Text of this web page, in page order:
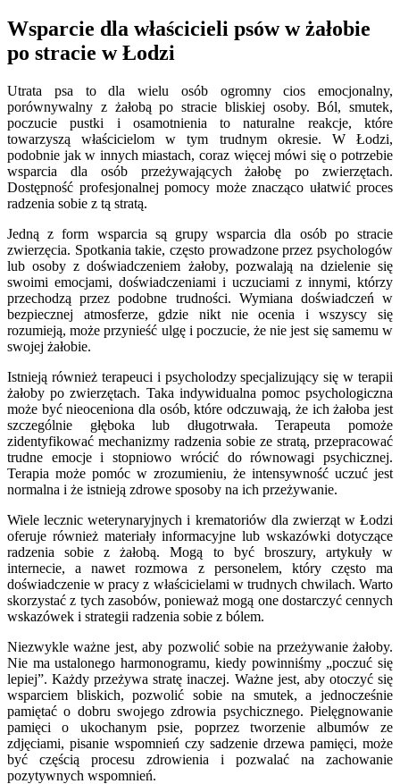
Wsparcie dla właścicieli psów w żałobie
po stracie w Łodzi
Utrata psa to dla wielu osób ogromny cios emocjonalny,
porównywalny z żałobą po stracie bliskiej osoby. Ból, smutek,
poczucie pustki i osamotnienia to naturalne reakcje, które
towarzyszą właścicielom w tym trudnym okresie. W Łodzi,
podobnie jak w innych miastach, coraz więcej mówi się o potrzebie
wsparcia dla osób przeżywających żałobę po zwierzętach.
Dostępność profesjonalnej pomocy może znacząco ułatwić proces
radzenia sobie z tą stratą.
Jedną z form wsparcia są grupy wsparcia dla osób po stracie
zwierzęcia. Spotkania takie, często prowadzone przez psychologów
lub osoby z doświadczeniem żałoby, pozwalają na dzielenie się
swoimi emocjami, doświadczeniami i uczuciami z innymi, którzy
przechodzą przez podobne trudności. Wymiana doświadczeń w
bezpiecznej atmosferze, gdzie nikt nie ocenia i wszyscy się
rozumieją, może przynieść ulgę i poczucie, że nie jest się samemu w
swojej żałobie.
Istnieją również terapeuci i psycholodzy specjalizujący się w terapii
żałoby po zwierzętach. Taka indywidualna pomoc psychologiczna
może być nieoceniona dla osób, które odczuwają, że ich żałoba jest
szczególnie głęboka lub długotrwała. Terapeuta pomoże
zidentyfikować mechanizmy radzenia sobie ze stratą, przepracować
trudne emocje i stopniowo wrócić do równowagi psychicznej.
Terapia może pomóc w zrozumieniu, że intensywność uczuć jest
normalna i że istnieją zdrowe sposoby na ich przeżywanie.
Wiele lecznic weterynaryjnych i krematoriów dla zwierząt w Łodzi
oferuje również materiały informacyjne lub wskazówki dotyczące
radzenia sobie z żałobą. Mogą to być broszury, artykuły w
internecie, a nawet rozmowa z personelem, który często ma
doświadczenie w pracy z właścicielami w trudnych chwilach. Warto
skorzystać z tych zasobów, ponieważ mogą one dostarczyć cennych
wskazówek i strategii radzenia sobie z bólem.
Niezwykle ważne jest, aby pozwolić sobie na przeżywanie żałoby.
Nie ma ustalonego harmonogramu, kiedy powinniśmy „poczuć się
lepiej”. Każdy przeżywa stratę inaczej. Ważne jest, aby otoczyć się
wsparciem bliskich, pozwolić sobie na smutek, a jednocześnie
pamiętać o dobru swojego zdrowia psychicznego. Pielęgnowanie
pamięci o ukochanym psie, poprzez tworzenie albumów ze
zdjęciami, pisanie wspomnień czy sadzenie drzewa pamięci, może
być częścią procesu zdrowienia i pozwalać na zachowanie
pozytywnych wspomnień.